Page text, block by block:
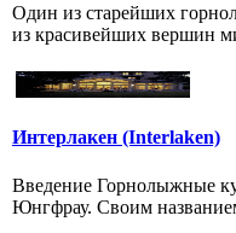
Один из старейших
из красивейших вершин
Интерлакен (Interlaken)
Введение Горнолыжные
Юнгфрау. Своим